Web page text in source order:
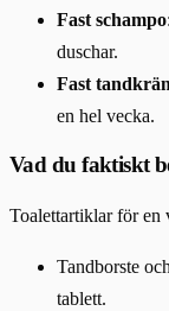
Fast schampo
duschar.
Fast
en hel vecka.
Vad du faktiskt
Toalettartiklar för en
Tandborste
tablett.